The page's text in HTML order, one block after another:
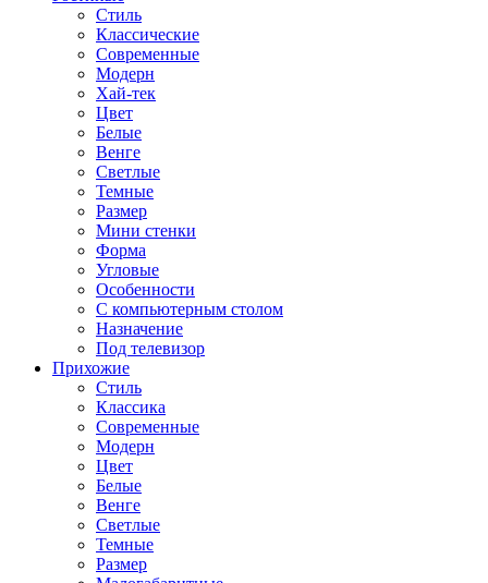
Стиль
Классические
Современные
Модерн
Хай-тек
Цвет
Белые
Венге
Светлые
Темные
Размер
Мини стенки
Форма
Угловые
Особенности
С компьютерным столом
Назначение
Под телевизор
Прихожие
Стиль
Классика
Современные
Модерн
Цвет
Белые
Венге
Светлые
Темные
Размер